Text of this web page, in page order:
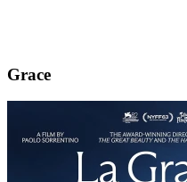
Grace